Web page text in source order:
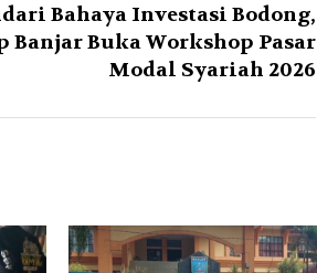
Bahaya Investasi Bodong,
Banjar Buka Workshop Pasar
Modal Syariah 2026